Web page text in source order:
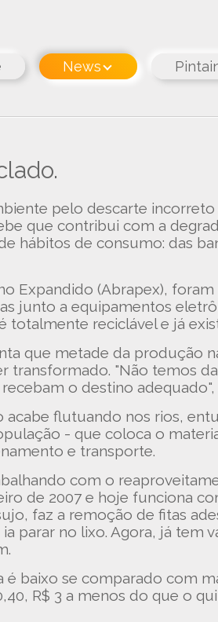
News
pelo descarte
que contribui com a
hábitos de consumo: das
Expandido (Abrapex),
junto a equipamentos
totalmente reciclável e já
que metade da produção
transformado. "Não temos
o destino adequado",
acabe flutuando nos rios,
- que coloca o
e transporte.
com o
de 2007 e hoje funciona
faz a remoção de fitas
parar no lixo. Agora, já tem
baixo se comparado com
R$ 3 a menos do que o